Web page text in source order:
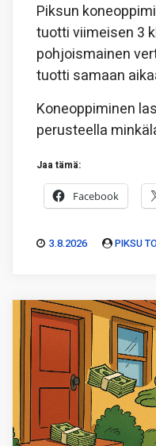
Piksun
tuotti viimeisen 3
pohjoismainen
tuotti samaan
Koneoppiminen
perusteella
Jaa tämä:
Facebook
3.8.2026 PIKSU